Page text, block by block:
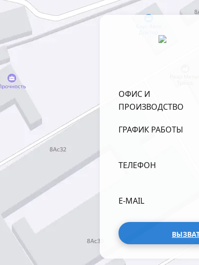
ОФИС И
ПРОИЗВОДСТВО
ГРАФИК РАБОТЫ
ТЕЛЕФОН
E-MAIL